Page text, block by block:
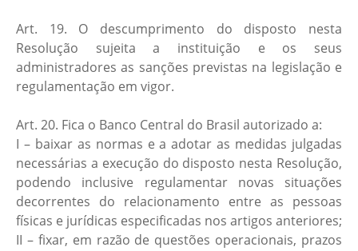
Art. 19. O descumprimento do disposto nesta
Resolução sujeita a instituição e os seus
administradores as sanções previstas na legislação e
regulamentação em vigor.
Art. 20. Fica o Banco Central do Brasil autorizado a:
I – baixar as normas e a adotar as medidas julgadas
necessárias a execução do disposto nesta Resolução,
podendo inclusive regulamentar novas situações
decorrentes do relacionamento entre as pessoas
físicas e jurídicas especificadas nos artigos anteriores;
II – fixar, em razão de questões operacionais, prazos